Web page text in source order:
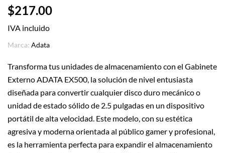
$217.00
IVA incluido
Marca: Adata
Transforma tus unidades de almacenamiento con el Gabinete
Externo ADATA EX500, la solución de nivel entusiasta
diseñada para convertir cualquier disco duro mecánico o
unidad de estado sólido de 2.5 pulgadas en un dispositivo
portátil de alta velocidad. Este modelo, con su estética
agresiva y moderna orientada al público gamer y profesional,
es la herramienta perfecta para expandir el almacenamiento